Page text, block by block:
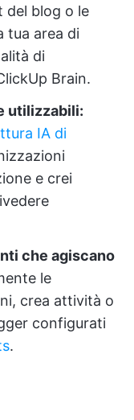
del blog o le
tua area di
di
Brain.
utilizzabili:
IA di
e crei
che agiscano
le
crea attività o
configurati
.